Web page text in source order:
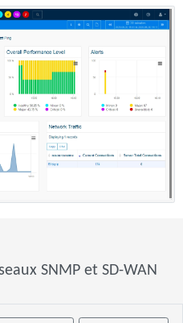
SNMP et SD-WAN